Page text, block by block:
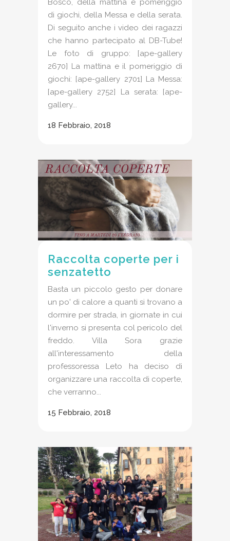
Bosco, della mattina e pomeriggio
di giochi, della Messa e della serata.
Di seguito anche i video dei ragazzi
che hanno partecipato al DB-Tube!
Le foto di gruppo: [ape-gallery
2670] La mattina e il pomeriggio di
giochi: [ape-gallery 2701] La Messa:
[ape-gallery 2752] La serata: [ape-
gallery...
18 Febbraio, 2018
Raccolta coperte per i
senzatetto
Basta un piccolo gesto per donare
un po' di calore a quanti si trovano a
dormire per strada, in giornate in cui
l'inverno si presenta col pericolo del
freddo. Villa Sora grazie
all'interessamento della
professoressa Leto ha deciso di
organizzare una raccolta di coperte,
che verranno...
15 Febbraio, 2018